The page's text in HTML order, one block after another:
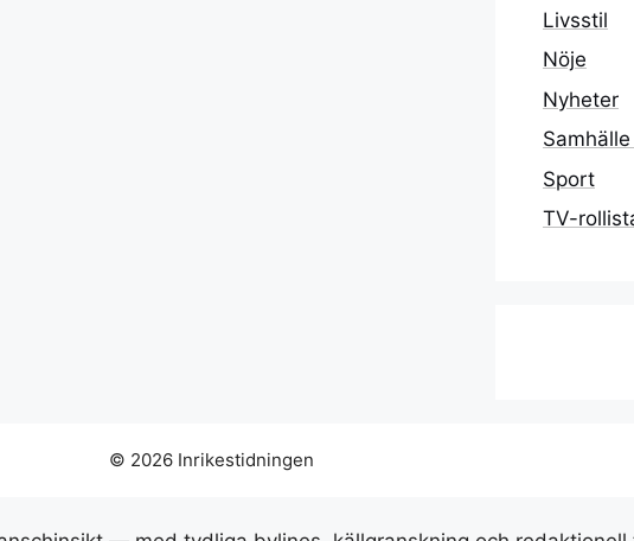
Livsstil
Nöje
Nyheter
Sport
TV-
© 2026 Inrikestidningen